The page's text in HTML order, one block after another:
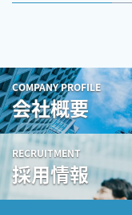
COMPANY PROFILE
会社概要
RECRUITMENT
採用情報